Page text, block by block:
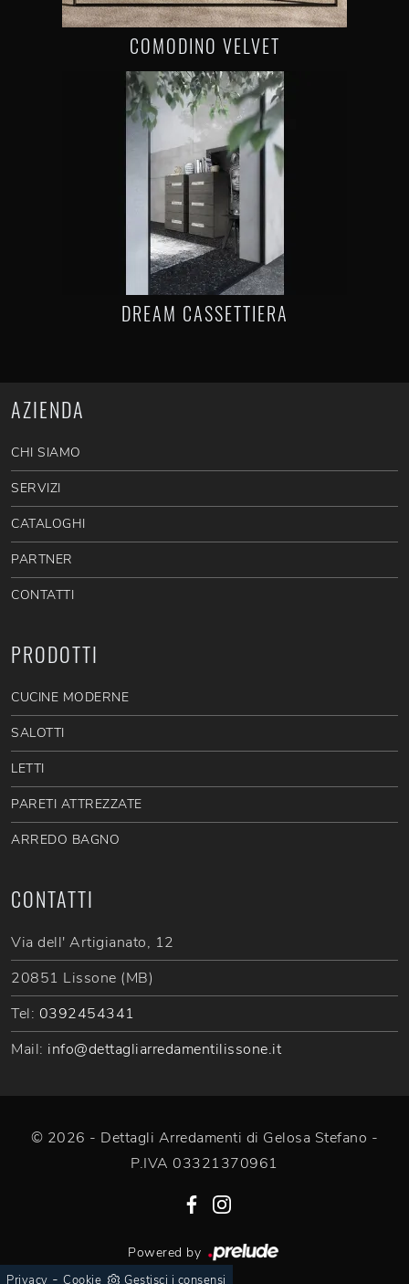
COMODINO VELVET
DREAM CASSETTIERA
AZIENDA
CHI SIAMO
SERVIZI
CATALOGHI
PARTNER
CONTATTI
PRODOTTI
CUCINE MODERNE
SALOTTI
LETTI
PARETI ATTREZZATE
ARREDO BAGNO
CONTATTI
Via dell' Artigianato, 12
20851 Lissone (MB)
Tel: 0392454341
Mail: info@dettagliarredamentilissone.it
© 2026 - Dettagli Arredamenti di Gelosa Stefano -
P.IVA 03321370961
Powered by
Privacy - Cookie Gestisci i consensi